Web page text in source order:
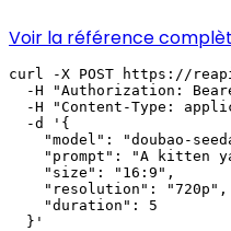
Voir la référence
curl -X POST https://
-H "Authorization:
-H "Content-Type:
  -d '{
"model": "doubao-
"prompt": "A kitten
    "size": "16:9",
    "resolution": "720p",
    "duration": 5
  }'